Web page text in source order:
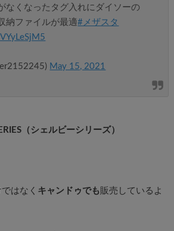
なくなったタグ入れにダイソーの
納ファイルが最適#メザスタ
May 15, 2021
（シェルビーシリーズ）
はなく キャンドゥでも 販売しているよ